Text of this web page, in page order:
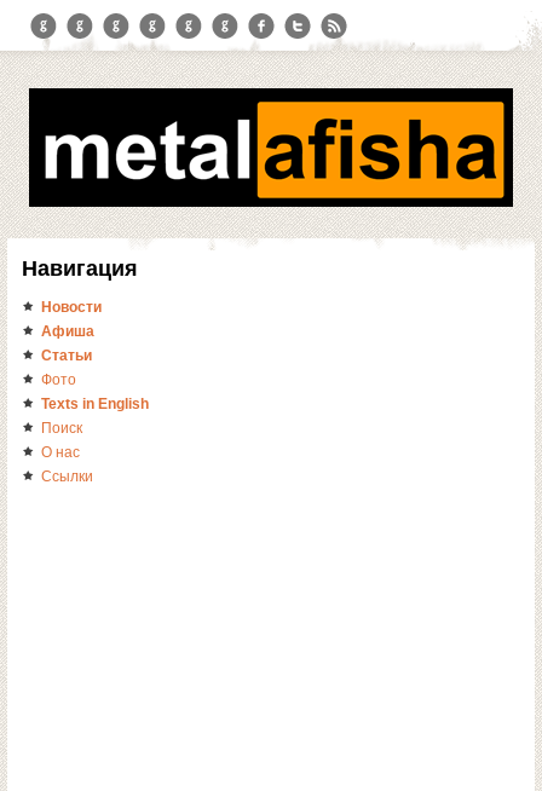
Навигация
Новости
Афиша
Статьи
Фото
Texts in English
Поиск
О нас
Ссылки